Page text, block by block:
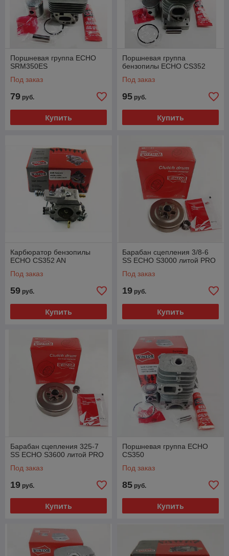
Поршневая группа ECHO
SRM350ES
Под заказ
79 руб.
Купить
Поршневая группа
бензопилы ECHO CS352
Под заказ
95 руб.
Купить
Карбюратор бензопилы
ECHO CS352 AN
Под заказ
59 руб.
Купить
Барабан сцепления 3/8-6
SS ECHO S3000 литой PRO
Под заказ
19 руб.
Купить
Барабан сцепления 325-7
SS ECHO S3600 литой PRO
Под заказ
19 руб.
Купить
Поршневая группа ECHO
СS350
Под заказ
85 руб.
Купить